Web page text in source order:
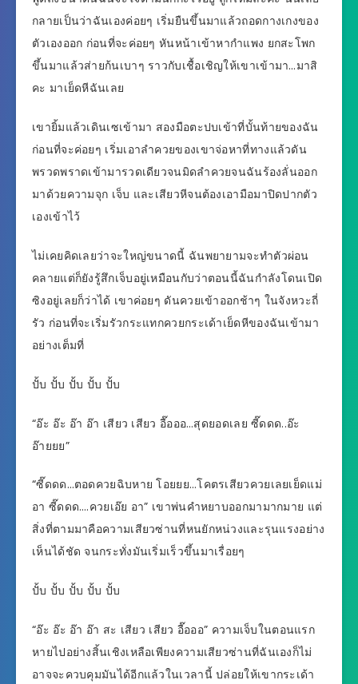
กลายเป็นว่าฉันเองค่อยๆ เริ่มยืนขึ้นมาแล้วถอดกางเกงของ
ตัวเองออก ก่อนที่จะค่อยๆ หันหน้าเข้าหากำแพง ยกสะโพก
ขึ้นมาแล้วส่ายก้นเบาๆ ราวกับเชื้อเชิญให้เขาเข้ามา…มาสิ
คะ มาเย็ดหีฉันเลย
เขายิ้มแล้วเดินเซเข้ามา สองมือตะปบเข้าที่บั้นท้ายของฉัน
ก่อนที่จะค่อยๆ เริ่มเอาลำควยของเขาจ่อหาที่ทางแล้วดัน
พรวดพราดเข้ามารวดเดียวจนมิดลำควยจนฉันร้องลั่นออก
มาด้วยความจุก เจ็บ และเสียวหีจนต้องเอามือมาปิดปากตัว
เองเข้าไว้
ไม่เคยคิดเลยว่าจะใหญ่ขนาดนี้ ฉันพยายามจะทำตัวผ่อน
คลายแต่ก็ยังรู้สึกเจ็บอยู่เหมือนกับว่าตอนนี้ฉันกำลังโดนเปิด
ซิงอยู่เลยก็ว่าได้ เขาค่อยๆ ดันควยเข้าออกช้าๆ ในจังหวะถี่
รัว ก่อนที่จะเริ่มรัวกระแทกควยกระเด้าเย็ดหีของฉันเข้ามา
อย่างเต็มที่
ปั้บ ปั้บ ปั้บ ปั้บ ปั้บ
“อ๊ะ อ๊ะ อ๊า อ๊า เสียว เสียว อื๊อออ…สุดยอดเลย ซี๊ดดด..อ๊ะ
อ๊ายยย”
“ซี๊ดดด…ตอดควยฉิบหาย โอยยย…โคตรเสียวควยเลยเย็ดแม่
อา ซี๊ดดด….ควยเอ๊ย อา” เขาพ่นคำหยาบออกมามากมาย แต่
สิ่งที่ตามมาคือความเสียวซ่านที่หนยักหน่วงและรุนแรงอย่าง
เห็นได้ชัด จนกระทั่งมันเริ่มเร็วขึ้นมาเรื่อยๆ
ปั้บ ปั้บ ปั้บ ปั้บ ปั้บ
“อ๊ะ อ๊ะ อ๊า อ๊า สะ เสียว เสียว อื๊อออ” ความเจ็บในตอนแรก
หายไปอย่างสิ้นเชิงเหลือเพียงความเสียวซ่านที่ฉันเองก็ไม่
อาจจะควบคุมมันได้อีกแล้วในเวลานี้ ปล่อยให้เขากระเด้า